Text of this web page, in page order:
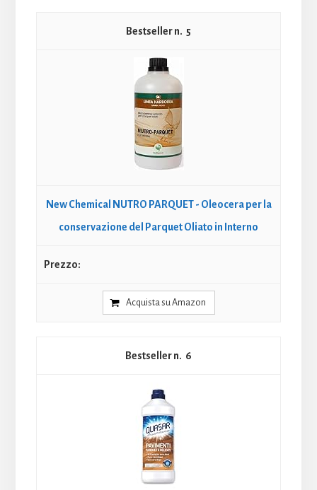
5
New Chemical NUTRO PARQUET - Oleocera per la
conservazione del Parquet Oliato in Interno
Acquista su Amazon
6